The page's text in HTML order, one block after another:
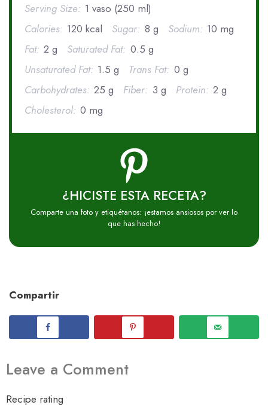
Serving Size: 1 vaso (250 ml)
Calories: 120 kcal Sugar: 8 g Sodium: 10 mg
Fat: 2 g Saturated Fat: 0.5 g
Unsaturated Fat: 1.5 g Trans Fat: 0 g
Carbohydrates: 25 g Fiber: 3 g Protein: 2 g
Cholesterol: 0 mg
¿HICISTE ESTA RECETA?
Comparte una foto y etiquétanos: ¡estamos ansiosos por ver lo
que has hecho!
Compartir
Leave a Comment
Recipe rating